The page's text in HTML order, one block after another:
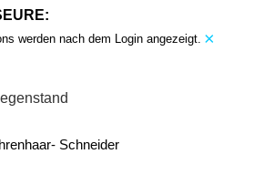
werden nach dem Login angezeigt. ×
Schneider